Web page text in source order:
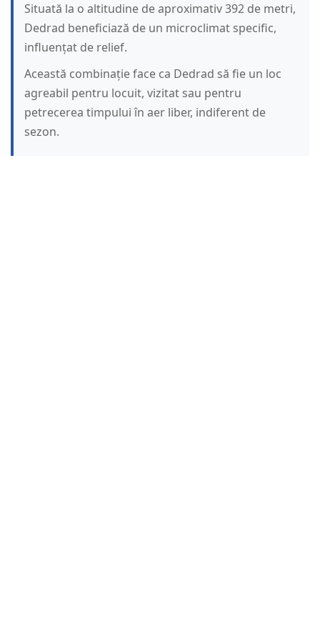
Situată la o altitudine de aproximativ 392 de metri,
Dedrad beneficiază de un microclimat specific,
influențat de relief.
Această combinație face ca Dedrad să fie un loc
agreabil pentru locuit, vizitat sau pentru
petrecerea timpului în aer liber, indiferent de
sezon.